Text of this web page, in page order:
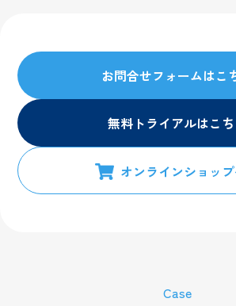
お問合せフォームはこ
無料トライアルはこち
オンラインショッ
Case